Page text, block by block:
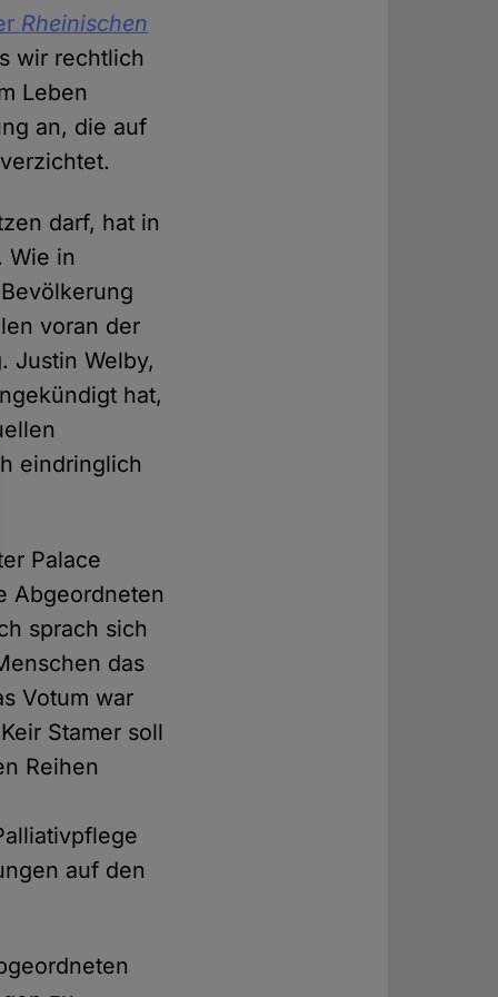
Rheinischen
wir rechtlich
Leben
an, die auf
darf, hat in
Wie in
voran der
Justin Welby,
hat,
eindringlich
Palace
Abgeordneten
sprach sich
das
Votum war
Stamer soll
Reihen
auf den